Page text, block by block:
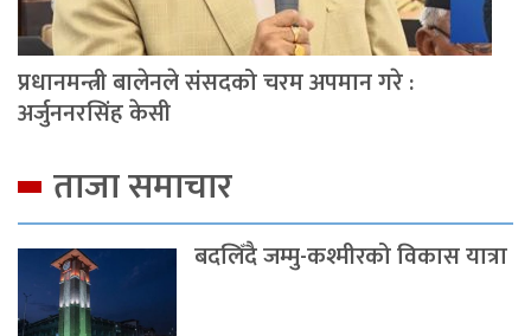
प्रधानमन्त्री बालेनले संसदको चरम अपमान गरे :
अर्जुननरसिंह केसी
ताजा समाचार
बदलिँदै जम्मु-कश्मीरको विकास यात्रा